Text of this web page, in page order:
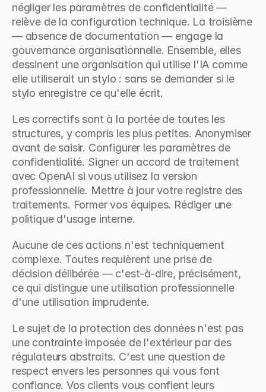
négliger les paramètres de confidentialité —
relève de la configuration technique. La troisième
— absence de documentation — engage la
gouvernance organisationnelle. Ensemble, elles
dessinent une organisation qui utilise l'IA comme
elle utiliserait un stylo : sans se demander si le
stylo enregistre ce qu'elle écrit.
Les correctifs sont à la portée de toutes les
structures, y compris les plus petites. Anonymiser
avant de saisir. Configurer les paramètres de
confidentialité. Signer un accord de traitement
avec OpenAI si vous utilisez la version
professionnelle. Mettre à jour votre registre des
traitements. Former vos équipes. Rédiger une
politique d'usage interne.
Aucune de ces actions n'est techniquement
complexe. Toutes requièrent une prise de
décision délibérée — c'est-à-dire, précisément,
ce qui distingue une utilisation professionnelle
d'une utilisation imprudente.
Le sujet de la protection des données n'est pas
une contrainte imposée de l'extérieur par des
régulateurs abstraits. C'est une question de
respect envers les personnes qui vous font
confiance. Vos clients vous confient leurs